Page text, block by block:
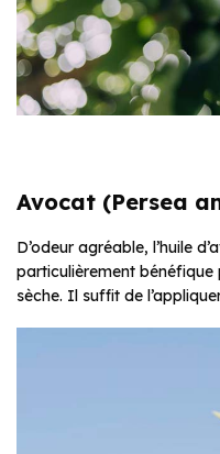
Avocat (Persea
D’odeur agréable, l’huile
particulièrement bénéfique
sèche. Il suffit de